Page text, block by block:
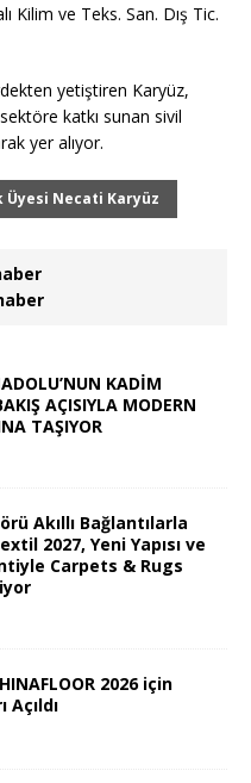
Kilim ve Teks. San. Dış Tic.
yetiştiren Karyüz,
katkı sunan sivil
yer alıyor.
Üyesi Necati Karyüz
KADİM
AÇISIYLA MODERN
TAŞIYOR
Akıllı Bağlantılarla
2027, Yeni Yapısı ve
Carpets & Rugs
2026 için
Açıldı